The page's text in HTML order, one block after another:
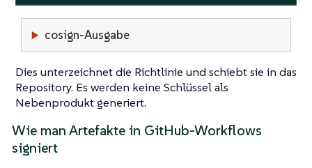
cosign-Ausgabe
Dies unterzeichnet die Richtlinie und schiebt sie in das
Repository. Es werden keine Schlüssel als
Nebenprodukt generiert.
Wie man Artefakte in GitHub-Workflows
signiert